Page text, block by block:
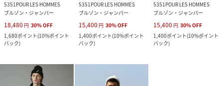
5351POUR LES HOMMES
ブルゾン・ジャンパー
18,480 円 30%OFF
1,680ポイント(10%ポイント
バック)
5351POUR LES HOMMES
ブルゾン・ジャンパー
15,400 円 30%OFF
1,400ポイント(10%ポイント
バック)
5351POUR LES HOMMES
ブルゾン・ジャンパー
15,400 円 30%OFF
1,400ポイント(10%ポイント
バック)